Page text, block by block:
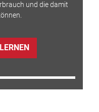
und die damit